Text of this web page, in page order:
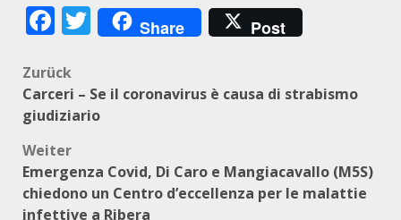
Facebook
Twitter
Share Post
Beitragsnavigation
Zurück
Carceri – Se il coronavirus è causa di strabismo
giudiziario
Weiter
Emergenza Covid, Di Caro e Mangiacavallo (M5S)
chiedono un Centro d’eccellenza per le malattie
infettive a Ribera